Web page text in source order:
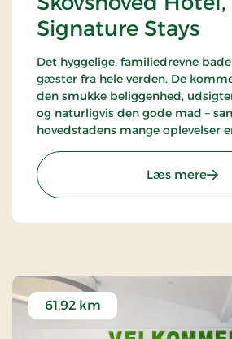
Signature Stays
Det hyggelige, familiedrevne
gæster fra hele verden. De
den smukke beliggenhed,
og naturligvis den gode mad –
hovedstadens mange oplevelser
Læs mere:
61,92 km